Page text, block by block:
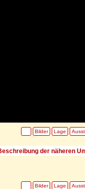
Bilder Lage
der näheren
Bilder Lage